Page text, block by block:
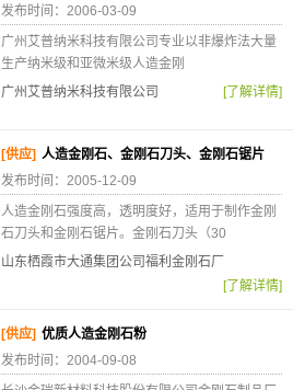
发布时间：2006-03-09
广州艾普纳米科技有限公司专业以非爆炸法大量
生产纳米级和亚微米级人造金刚
广州艾普纳米科技有限公司
[了解详情]
[供应] 人造金刚石、金刚石刀头、金刚石锯片
发布时间：2005-12-09
人造金刚石强度高，透明度好，适用于制作金刚
石刀头和金刚石锯片。金刚石刀头（30
山东栖霞市大通集团公司福利金刚石厂
[了解详情]
[供应] 优质人造金刚石粉
发布时间：2004-09-08